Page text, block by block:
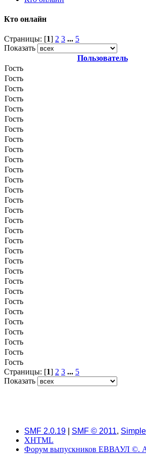
Кто онлайн
Страницы: [1] 2 3 ... 5
Показать
Пользователь
Гость
Гость
Гость
Гость
Гость
Гость
Гость
Гость
Гость
Гость
Гость
Гость
Гость
Гость
Гость
Гость
Гость
Гость
Гость
Гость
Гость
Гость
Гость
Гость
Гость
Гость
Гость
Гость
Гость
Гость
Страницы: [1] 2 3 ... 5
Показать
SMF 2.0.19 SMF © 2011,
XHTML
Форум выпускников ЕВВАУЛ ©.